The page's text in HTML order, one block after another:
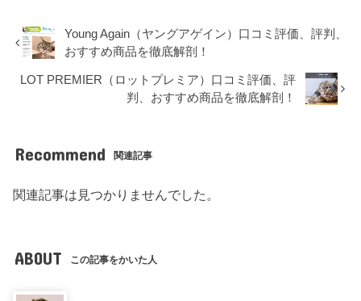
Young Again（ヤングアゲイン）口コミ評価、評判、
おすすめ商品を徹底解剖！
LOT PREMIER（ロットプレミア）口コミ評価、評
判、おすすめ商品を徹底解剖！
Recommend 関連記事
関連記事は見つかりませんでした。
ABOUT この記事をかいた人